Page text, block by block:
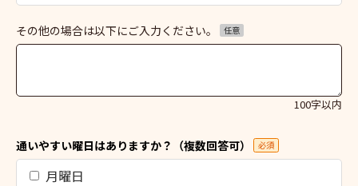
その他の場合は以下にご入力ください。 任意
100字以内
通いやすい曜日はありますか？（複数回答可） 必須
月曜日